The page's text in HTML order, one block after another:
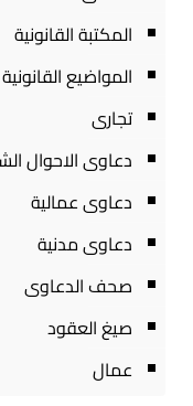
المكتبة القانونية
المواضيع القانونية
تجارى
دعاوى الاحوال
دعاوى عمالية
دعاوى مدنية
صحف الدعاوى
صيغ العقود
عمال